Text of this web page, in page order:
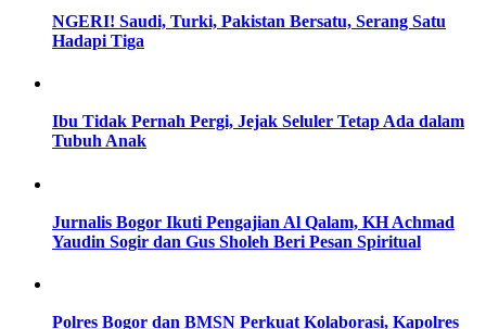
NGERI! Saudi, Turki, Pakistan Bersatu, Serang Satu
Hadapi Tiga
Ibu Tidak Pernah Pergi, Jejak Seluler Tetap Ada dalam
Tubuh Anak
Jurnalis Bogor Ikuti Pengajian Al Qalam, KH Achmad
Yaudin Sogir dan Gus Sholeh Beri Pesan Spiritual
Polres Bogor dan BMSN Perkuat Kolaborasi, Kapolres